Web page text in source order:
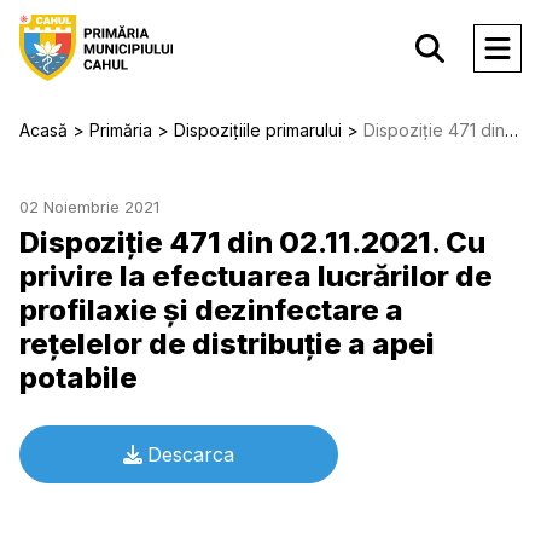
Acasă Primăria Dispozițiile primarului Dispoziție 471 din 02.11.2021. Cu privire la efectuarea lucrărilor de profilaxie şi dezinfectare a reţelelor de distribuţie a apei potabile
02 Noiembrie 2021
Dispoziție 471 din 02.11.2021. Cu
privire la efectuarea lucrărilor de
profilaxie şi dezinfectare a
reţelelor de distribuţie a apei
potabile
Descarca